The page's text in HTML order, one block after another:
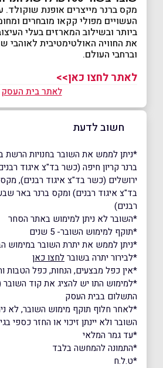
מקס ברנר מייצרים אופנת שוקולד.
העשויים מפולי קקאו מובחרים
ביותר ובשילוב המארזים בעלי
את החוויה האולטימטיבית לאוהבי
וברחבי העולם.
לאתר לחצו כאן>>
לאתר בית העסק
חשוב לדעת
*ניתן לממש את השובר בחנויות הרשת
ברנר קריון חיפה (כשר בד"צ איגוד
ירושלים (כשר בד"צ איגוד רבנים),
בד"צ איגוד רבנים) ומקס ברנר באר
רבנים)
*השובר לא ניתן למימוש באתר הסחר
*תוקף למימוש השובר- 5 שנים
*ניתן לממש את יתרת השובר במימוש
*לבירור יתרה בשוברלחצו כאן
*אין כפל מבצעים, הנחות, כפל הטבות
*למימוש התו יש להציג את קוד
התשלום בבית העסק
*לאחר חלוף תוקף מימוש השובר, לא
השובר ולא יינתן זיכוי או החזר כספי
*עד גמר המלאי
*התמונה להמחשה בלבד
*ט.ל.ח